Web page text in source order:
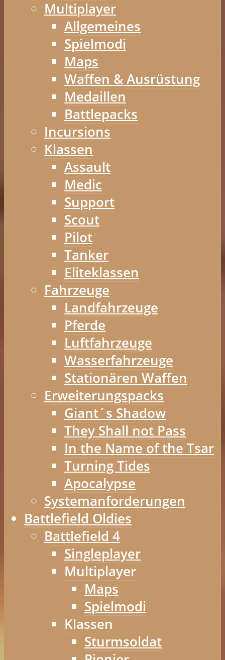
Multiplayer
Allgemeines
Spielmodi
Maps
Waffen & Ausrüstung
Medaillen
Battlepacks
Incursions
Klassen
Assault
Medic
Support
Scout
Pilot
Tanker
Eliteklassen
Fahrzeuge
Landfahrzeuge
Pferde
Luftfahrzeuge
Wasserfahrzeuge
Stationären Waffen
Erweiterungspacks
Giant´s Shadow
They Shall not Pass
In the Name of the Tsar
Turning Tides
Apocalypse
Systemanforderungen
Battlefield Oldies
Battlefield 4
Singleplayer
Multiplayer
Maps
Spielmodi
Klassen
Sturmsoldat